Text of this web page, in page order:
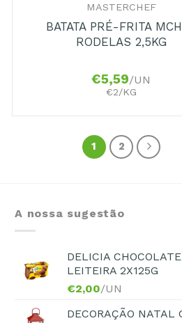
MASTERCHEF
BATATA PRÉ-FRITA
RODELAS 2,5KG
€5,59/UN
€2/KG
1 2
A nossa sugestão
DELICIA
LEITEIRA 2X125G
€2,00/UN
DECORAÇÃO NATAL